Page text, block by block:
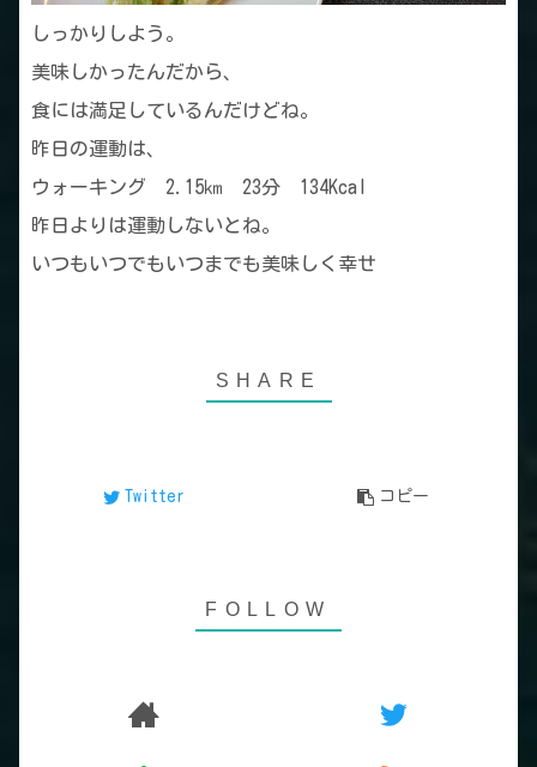
しっかりしよう。
美味しかったんだから、
食には満足しているんだけどね。
昨日の運動は、
ウォーキング 2.15㎞ 23分 134Kcal
昨日よりは運動しないとね。
いつもいつでもいつまでも美味しく幸せ
Twitter コピー